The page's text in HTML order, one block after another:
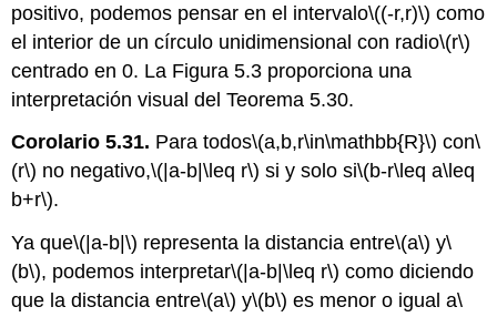
positivo, podemos pensar en el intervalo\((-r,r)\) como
el interior de un círculo unidimensional con radio\(r\)
centrado en 0. La Figura 5.3 proporciona una
interpretación visual del Teorema 5.30.
Corolario 5.31. Para todos\(a,b,r\in\mathbb{R}\) con\
(r\) no negativo,\(|a-b|\leq r\) si y solo si\(b-r\leq a\leq
b+r\).
Ya que\(|a-b|\) representa la distancia entre\(a\) y\
(b\), podemos interpretar\(|a-b|\leq r\) como diciendo
que la distancia entre\(a\) y\(b\) es menor o igual a\